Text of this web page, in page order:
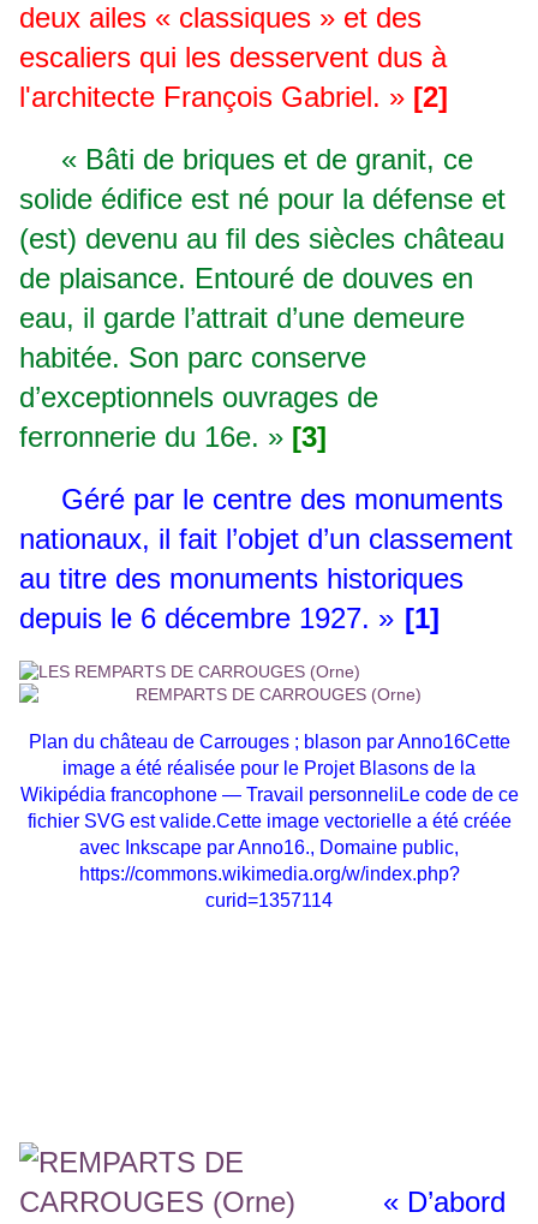
deux ailes « classiques » et des
escaliers qui les desservent dus à
l'architecte François Gabriel. » [2]
« Bâti de briques et de granit, ce
solide édifice est né pour la défense et
(est) devenu au fil des siècles château
de plaisance. Entouré de douves en
eau, il garde l’attrait d’une demeure
habitée. Son parc conserve
d’exceptionnels ouvrages de
ferronnerie du 16e. » [3]
Géré par le centre des monuments
nationaux, il fait l’objet d’un classement
au titre des monuments historiques
depuis le 6 décembre 1927. » [1]
Plan du château de Carrouges ; blason par Anno16Cette
image a été réalisée pour le Projet Blasons de la
Wikipédia francophone — Travail personneliLe code de ce
fichier SVG est valide.Cette image vectorielle a été créée
avec Inkscape par Anno16., Domaine public,
https://commons.wikimedia.org/w/index.php?
curid=1357114
« D’abord